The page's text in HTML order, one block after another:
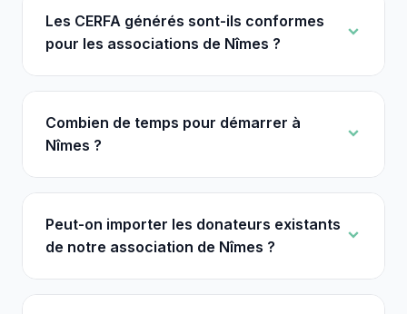
Les CERFA générés sont-ils conformes
pour les associations de Nîmes ?
Combien de temps pour démarrer à
Nîmes ?
Peut-on importer les donateurs existants
de notre association de Nîmes ?